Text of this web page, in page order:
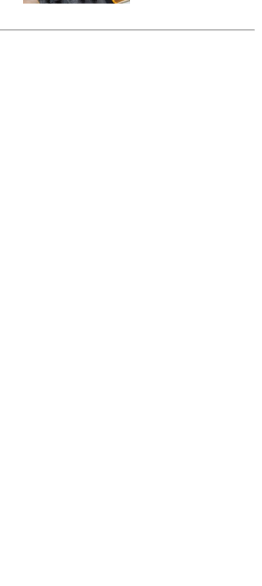
el fin de la